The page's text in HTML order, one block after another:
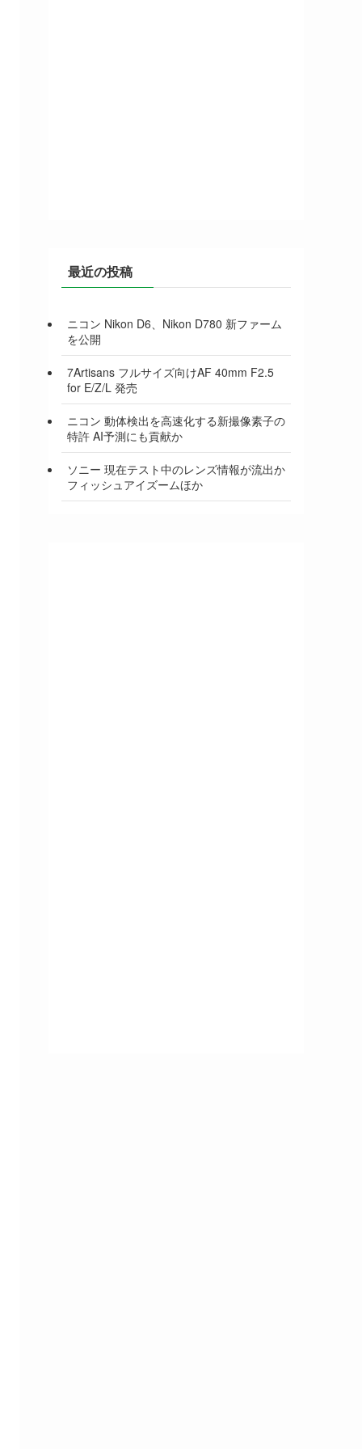
最近の投稿
ニコン Nikon D6、Nikon D780 新ファーム
を公開
7Artisans フルサイズ向けAF 40mm F2.5
for E/Z/L 発売
ニコン 動体検出を高速化する新撮像素子の
特許 AI予測にも貢献か
ソニー 現在テスト中のレンズ情報が流出か
フィッシュアイズームほか